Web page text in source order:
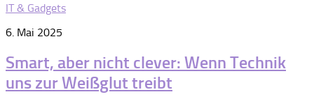
IT & Gadgets
6. Mai 2025
Smart, aber nicht clever: Wenn Technik
uns zur Weißglut treibt